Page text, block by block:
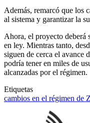
Además, remarcó que los
al sistema y garantizar la
Ahora, el proyecto deberá
en ley. Mientras tanto,
siguen de cerca el avance
podría tener en miles de
alcanzadas por el régimen.
Etiquetas
cambios en el régimen de